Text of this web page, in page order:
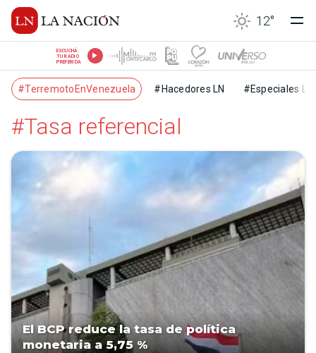
12°
ESCUCHÁ
TU RADIO
PREFERIDA
#TerremotoEnVenezuela #Hacedores LN #Especiales LN
#Tasa referencial
El BCP reduce la tasa de política
monetaria a 5,75 %